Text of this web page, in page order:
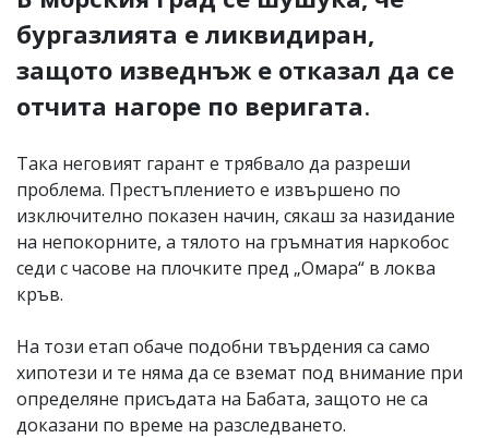
бургазлията е ликвидиран,
защото изведнъж е отказал да се
отчита нагоре по веригата.
Така неговият гарант е трябвало да разреши
проблема. Престъплението е извършено по
изключително показен начин, сякаш за назидание
на непокорните, а тялото на гръмнатия наркобос
седи с часове на плочките пред „Омара“ в локва
кръв.
На този етап обаче подобни твърдения са само
хипотези и те няма да се вземат под внимание при
определяне присъдата на Бабата, защото не са
доказани по време на разследването.